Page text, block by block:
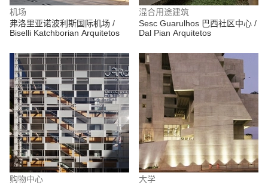
机场
弗洛里亚诺波利斯国际机场 /
Biselli Katchborian Arquitetos
混合用途建筑
Sesc Guarulhos 巴西社区中心 /
Dal Pian Arquitetos
购物中心
大学